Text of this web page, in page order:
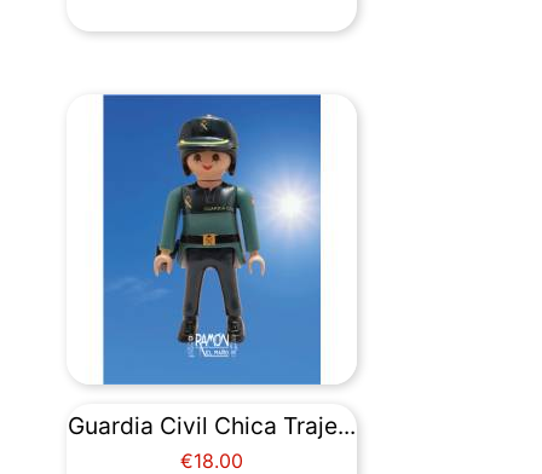
Guardia Civil Chica Traje...
Price
€18.00